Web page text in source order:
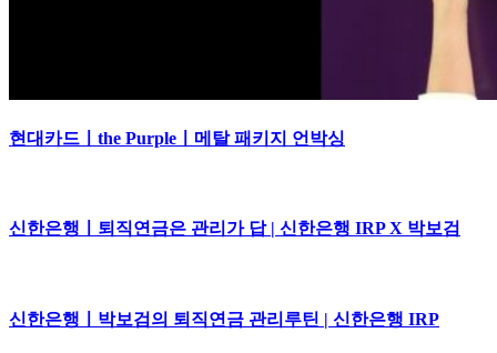
현대카드ㅣthe Purpleㅣ메탈 패키지 언박싱
신한은행ㅣ퇴직연금은 관리가 답 | 신한은행 IRP X 박보검
신한은행ㅣ박보검의 퇴직연금 관리루틴 | 신한은행 IRP